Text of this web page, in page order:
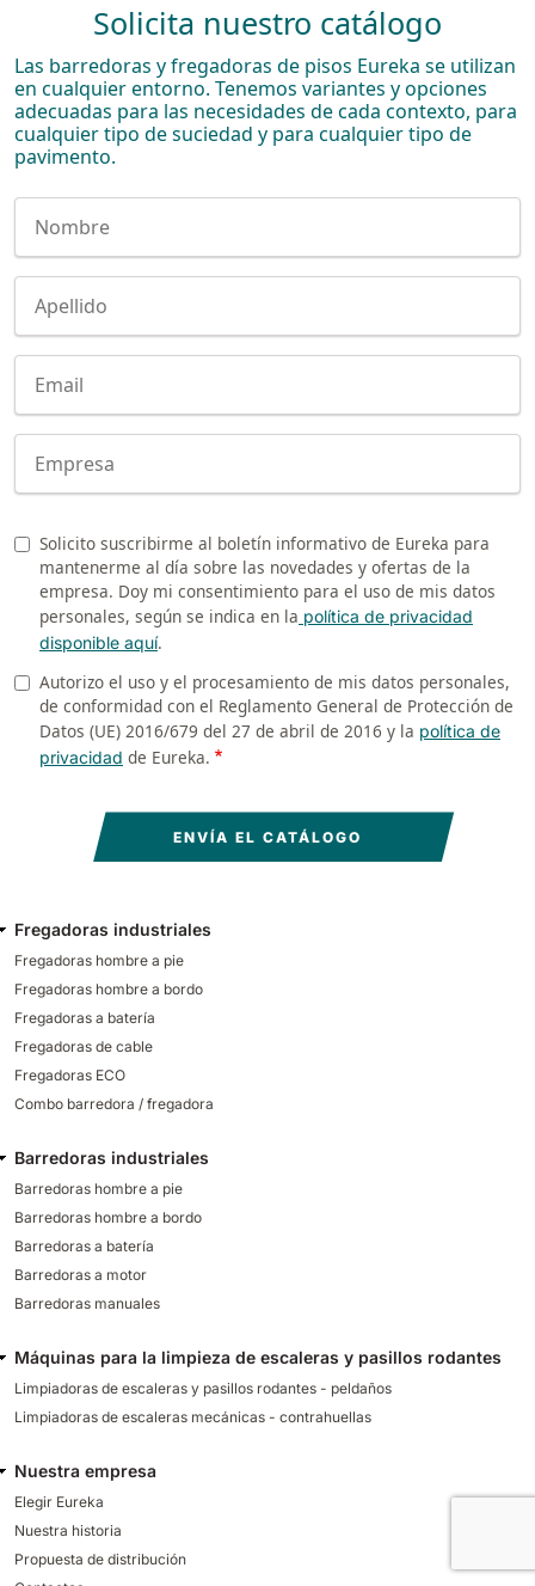
Solicita nuestro catálogo
Las barredoras y fregadoras de pisos Eureka se utilizan
en cualquier entorno. Tenemos variantes y opciones
adecuadas para las necesidades de cada contexto, para
cualquier tipo de suciedad y para cualquier tipo de
pavimento.
Newsletter
Solicito suscribirme al boletín informativo de Eureka para
mantenerme al día sobre las novedades y ofertas de la
empresa. Doy mi consentimiento para el uso de mis datos
personales, según se indica en la política de privacidad
disponible aquí.
Privacy
Autorizo el uso y el procesamiento de mis datos personales,
de conformidad con el Reglamento General de Protección de
Datos (UE) 2016/679 del 27 de abril de 2016 y la política de
privacidad de Eureka.
Fregadoras industriales
Fregadoras hombre a pie
Fregadoras hombre a bordo
Fregadoras a batería
Fregadoras de cable
Fregadoras ECO
Combo barredora / fregadora
Barredoras industriales
Barredoras hombre a pie
Barredoras hombre a bordo
Barredoras a batería
Barredoras a motor
Barredoras manuales
Máquinas para la limpieza de escaleras y pasillos rodantes
Limpiadoras de escaleras y pasillos rodantes - peldaños
Limpiadoras de escaleras mecánicas - contrahuellas
Nuestra empresa
Elegir Eureka
Nuestra historia
Propuesta de distribución